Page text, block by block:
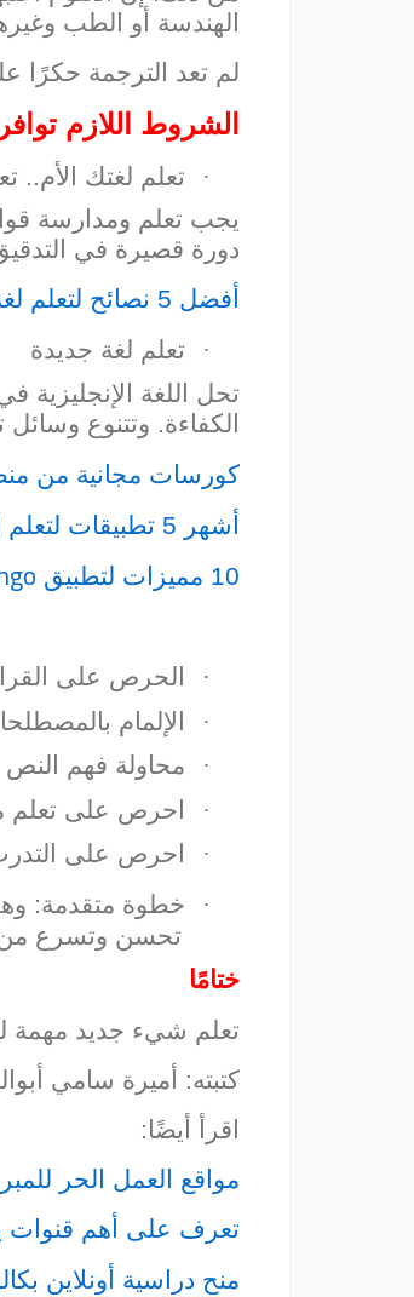
الهندسة أو الطب
لم تعد الترجمة حكرًا
الشروط اللازم
·
تعلم لغتك الأم..
يجب تعلم ومدارسة
دورة قصيرة في
أفضل 5 نصائح لتعلم لغة بطريقة سليمة
·
تعلم لغة جديدة
تحل اللغة الإنجليزية
الكفاءة. وتتنوع
كورسات مجانية من
أشهر 5 تطبيقات لتعلم اللغة الإنجليزية من
10 مميزات لتطبيق
·
الحرص على
·
الإلمام
·
محاولة فهم النص
·
احرص على تعلم
·
احرص على
·
خطوة متقدمة:
تحسن وتسرع
ختامًا
تعلم شيء جديد مهمة
كتبته: أميرة سامي
اقرأ أيضًا:
مواقع العمل الحر
تعرف على أهم قنوات
منح دراسية أونلاين